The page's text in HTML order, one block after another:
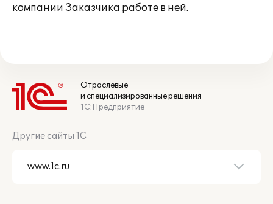
компании Заказчика работе в ней.
Отраслевые
и специализированные решения
1С:Предприятие
Другие сайты 1С